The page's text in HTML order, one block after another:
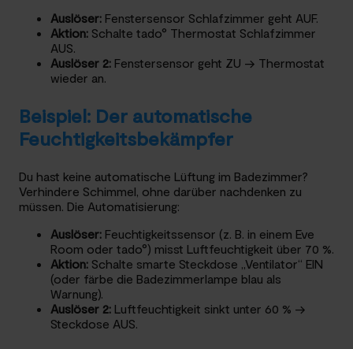
Auslöser: Fenstersensor Schlafzimmer geht AUF.
Aktion: Schalte tado° Thermostat Schlafzimmer
AUS.
Auslöser 2: Fenstersensor geht ZU → Thermostat
wieder an.
Beispiel: Der automatische
Feuchtigkeitsbekämpfer
Du hast keine automatische Lüftung im Badezimmer?
Verhindere Schimmel, ohne darüber nachdenken zu
müssen. Die Automatisierung:
Auslöser: Feuchtigkeitssensor (z. B. in einem Eve
Room oder tado°) misst Luftfeuchtigkeit über 70 %.
Aktion: Schalte smarte Steckdose „Ventilator“ EIN
(oder färbe die Badezimmerlampe blau als
Warnung).
Auslöser 2: Luftfeuchtigkeit sinkt unter 60 % →
Steckdose AUS.